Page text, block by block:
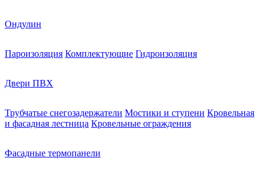
Ондулин
Пароизоляция Комплектующие Гидроизоляция
Двери ПВХ
Трубчатые снегозадержатели Мостики и ступени Кровельная
и фасадная лестница Кровельные ограждения
Фасадные термопанели